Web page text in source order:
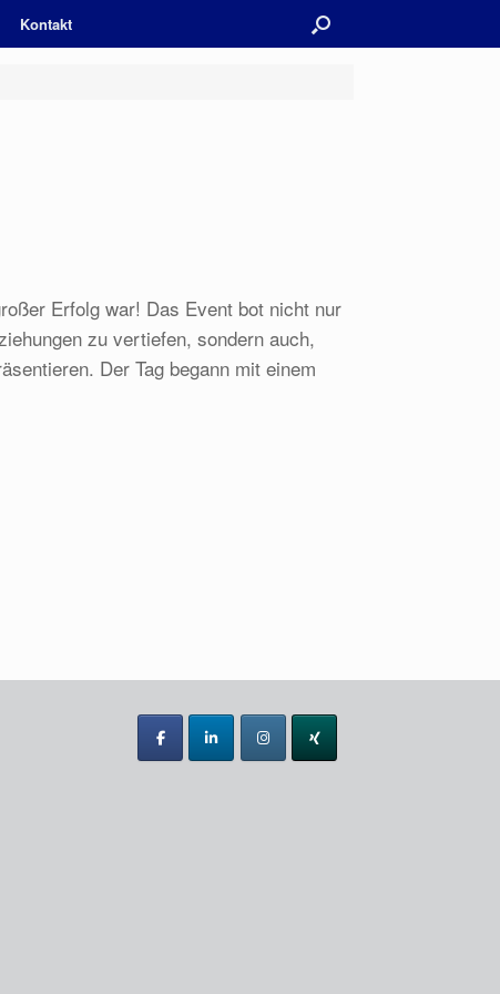
Kontakt
Erfolg war! Das Event bot nicht nur
zu vertiefen, sondern auch,
Der Tag begann mit einem